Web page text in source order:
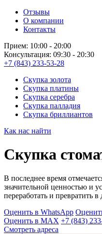
Отзывы
О компании
Контакты
Прием: 10:00 - 20:00
Консультация: 09:30 - 20:30
+7 (843) 233-53-28
Скупка золота
Скупка платины
Скупка серебра
Скупка палладия
Скупка бриллиантов
Как нас найти
Скупка
В последнее время
значительной ценностью и
переработать и превратить в
Оценить в WhatsApp
Оценить в MAX +7 (843)
Смотреть адреса